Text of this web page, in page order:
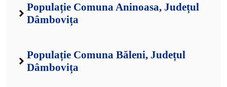
Populație Comuna Aninoasa, Județul
Dâmbovița
Populație Comuna Băleni, Județul
Dâmbovița